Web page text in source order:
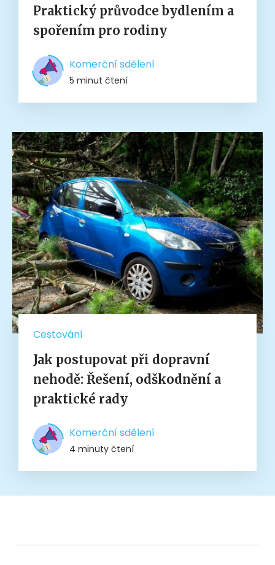
Praktický průvodce bydlením a
spořením pro rodiny
Komerční sdělení
5 minut čtení
Cestování
Jak postupovat při dopravní
nehodě: Řešení, odškodnění a
praktické rady
Komerční sdělení
4 minuty čtení